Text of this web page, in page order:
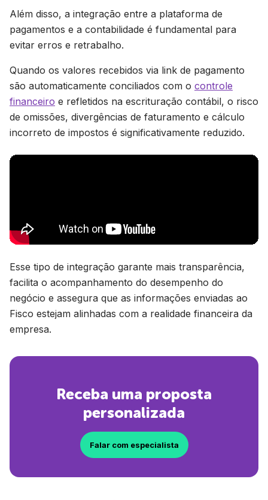
Além disso, a integração entre a plataforma de
pagamentos e a contabilidade é fundamental para
evitar erros e retrabalho.
Quando os valores recebidos via link de pagamento
são automaticamente conciliados com o controle
financeiro e refletidos na escrituração contábil, o risco
de omissões, divergências de faturamento e cálculo
incorreto de impostos é significativamente reduzido.
Esse tipo de integração garante mais transparência,
facilita o acompanhamento do desempenho do
negócio e assegura que as informações enviadas ao
Fisco estejam alinhadas com a realidade financeira da
empresa.
Receba uma proposta
personalizada
Falar com especialista